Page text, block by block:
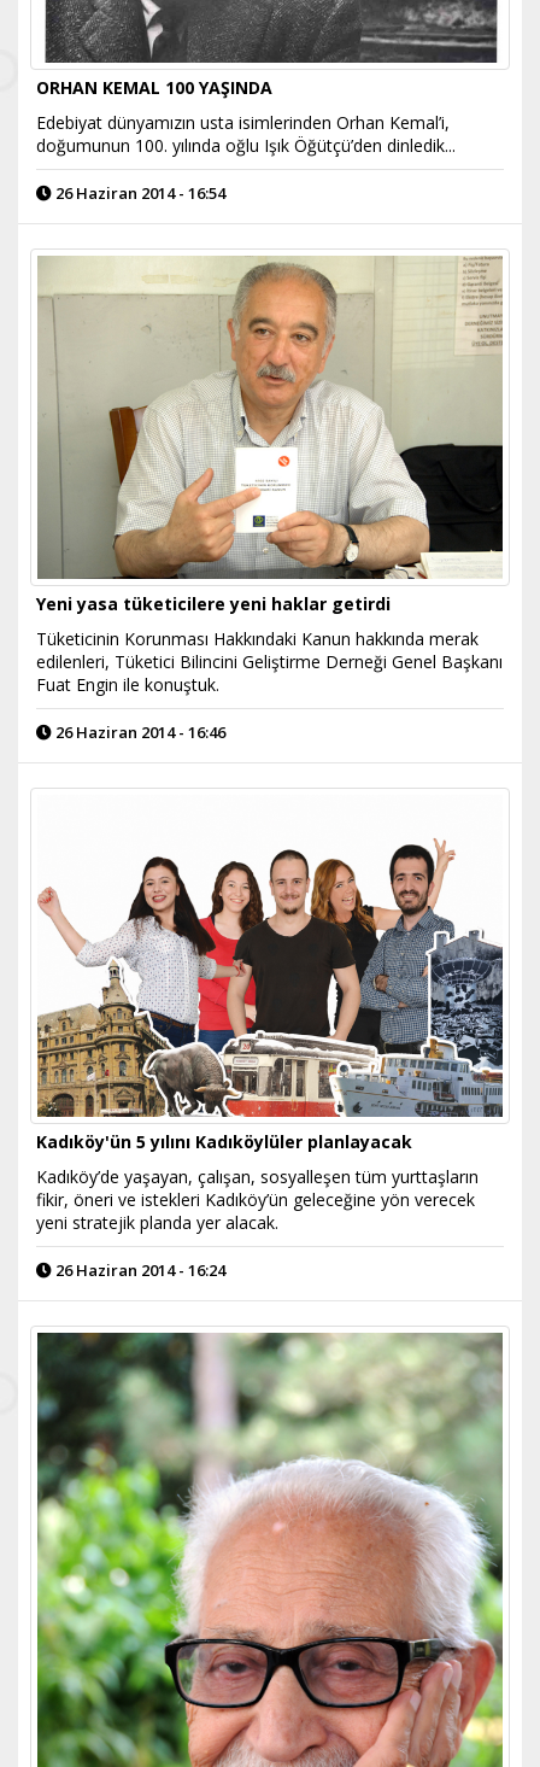
ORHAN KEMAL 100 YAŞINDA
Edebiyat dünyamızın usta isimlerinden Orhan Kemal’i,
doğumunun 100. yılında oğlu Işık Öğütçü’den dinledik...
26 Haziran 2014 - 16:54
Yeni yasa tüketicilere yeni haklar getirdi
Tüketicinin Korunması Hakkındaki Kanun hakkında merak
edilenleri, Tüketici Bilincini Geliştirme Derneği Genel Başkanı
Fuat Engin ile konuştuk.
26 Haziran 2014 - 16:46
Kadıköy'ün 5 yılını Kadıköylüler planlayacak
Kadıköy’de yaşayan, çalışan, sosyalleşen tüm yurttaşların
fikir, öneri ve istekleri Kadıköy’ün geleceğine yön verecek
yeni stratejik planda yer alacak.
26 Haziran 2014 - 16:24